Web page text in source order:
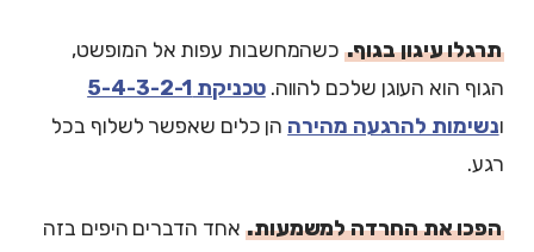
תרגלו עיגון בגוף.כשהמחשבות עפות אל המופשט,
הגוף הוא העוגן שלכם להווה.טכניקת 5-4-3-2-1
ונשימות להרגעה מהירה הן כלים שאפשר לשלוף בכל
רגע.
הפכו את החרדה למשמעות. אחד הדברים היפים בזה